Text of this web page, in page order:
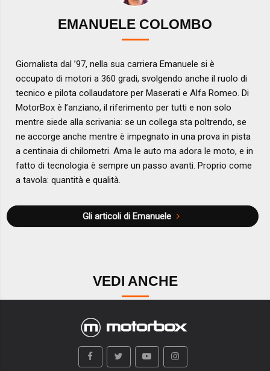
EMANUELE COLOMBO
Giornalista dal ’97, nella sua carriera Emanuele si è
occupato di motori a 360 gradi, svolgendo anche il ruolo di
tecnico e pilota collaudatore per Maserati e Alfa Romeo. Di
MotorBox è l’anziano, il riferimento per tutti e non solo
mentre siede alla scrivania: se un collega sta poltrendo, se
ne accorge anche mentre è impegnato in una prova in pista
a centinaia di chilometri. Ama le auto ma adora le moto, e in
fatto di tecnologia è sempre un passo avanti. Proprio come
a tavola: quantità e qualità.
Gli articoli di Emanuele
VEDI ANCHE